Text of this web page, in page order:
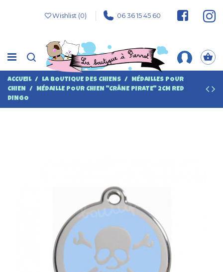
Wishlist (0) 06 36 15 45 60
ACCUEIL LA BOUTIQUE DES CHIENS
MÉDAILLES POUR
CHIEN
MÉDAILLE POUR CHIEN "CRÂNE PIRATE" 2CM RED
DINGO